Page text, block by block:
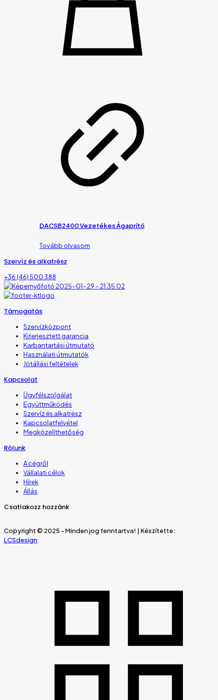
DACSB2400 Vezetékes Ágaprító
Tovább olvasom
Szervíz és alkatrész
+36 (46) 500 388
Támogatás
Szervízközpont
Kiterjesztett garancia
Karbantartási útmutató
Használati útmutatók
Jótállási feltételek
Kapcsolat
Ügyfélszolgálat
Együttműködés
Szervíz és alkatrész
Kapcsolatfelvétel
Megközelíthetőség
Rólunk
A cégről
Vállalati célok
Hírek
Állás
Csatlakozz hozzánk
Copyright © 2025 - Minden jog fenntartva! | Készítette:
LCSdesign